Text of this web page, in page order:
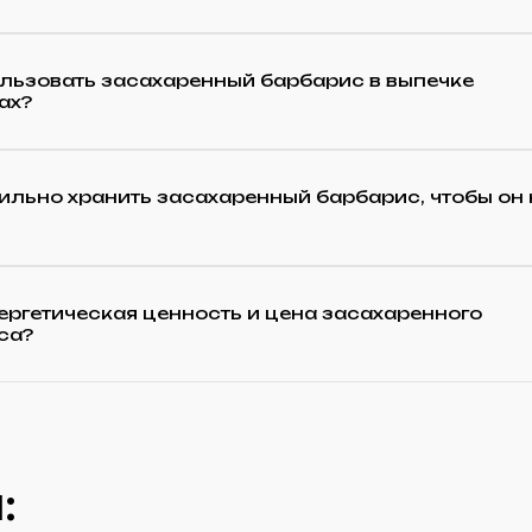
засахаренный барбарис в выпечке
хранить засахаренный барбарис, чтобы он
ценность и цена засахаренного